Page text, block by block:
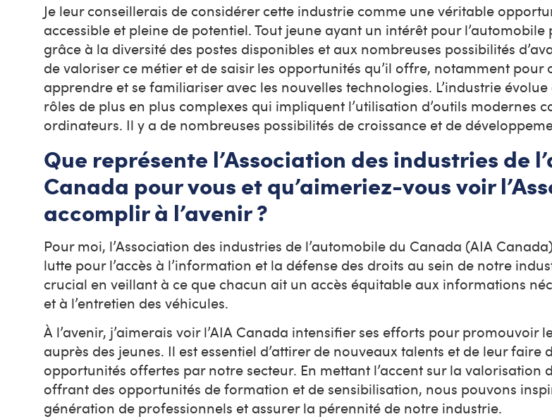
Je leur conseillerais de considérer cette industrie comme une véritable
accessible et pleine de potentiel. Tout jeune ayant un intérêt pour l’automobile
grâce à la diversité des postes disponibles et aux nombreuses possibilités
de valoriser ce métier et de saisir les opportunités qu’il offre, notamment pour
apprendre et se familiariser avec les nouvelles technologies. L’industrie
rôles de plus en plus complexes qui impliquent l’utilisation d’outils modernes
ordinateurs. Il y a de nombreuses possibilités de croissance et de
Que représente l’Association des industries de
Canada pour vous et qu’aimeriez-vous voir
accomplir à l’avenir ?
Pour moi, l’Association des industries de l’automobile du Canada (AIA
lutte pour l’accès à l’information et la défense des droits au sein de notre
crucial en veillant à ce que chacun ait un accès équitable aux informations
et à l’entretien des véhicules.
À l’avenir, j’aimerais voir l’AIA Canada intensifier ses efforts pour promouvoir
auprès des jeunes. Il est essentiel d’attirer de nouveaux talents et de leur faire
opportunités offertes par notre secteur. En mettant l’accent sur la valorisation
offrant des opportunités de formation et de sensibilisation, nous pouvons
génération de professionnels et assurer la pérennité de notre industrie.